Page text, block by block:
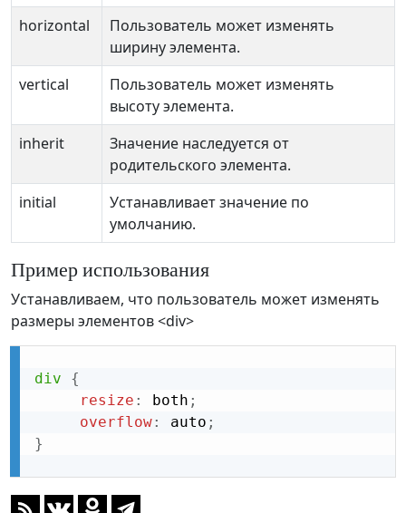
horizontal
Пользователь может изменять
ширину элемента.
vertical
Пользователь может изменять
высоту элемента.
inherit
Значение наследуется от
родительского элемента.
initial
Устанавливает значение по
умолчанию.
Пример использования
Устанавливаем, что пользователь может изменять
размеры элементов <div>
div
{
resize : both ;
overflow: auto ;
}